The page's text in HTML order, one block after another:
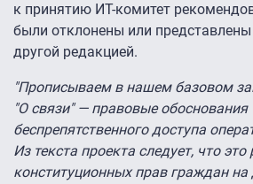
к принятию ИТ-комитет
были отклонены или представлены
другой редакцией.
"Прописываем в нашем базовом
"О связи" — правовые обоснования
беспрепятственного доступа
Из текста проекта следует, что это
конституционных прав граждан на